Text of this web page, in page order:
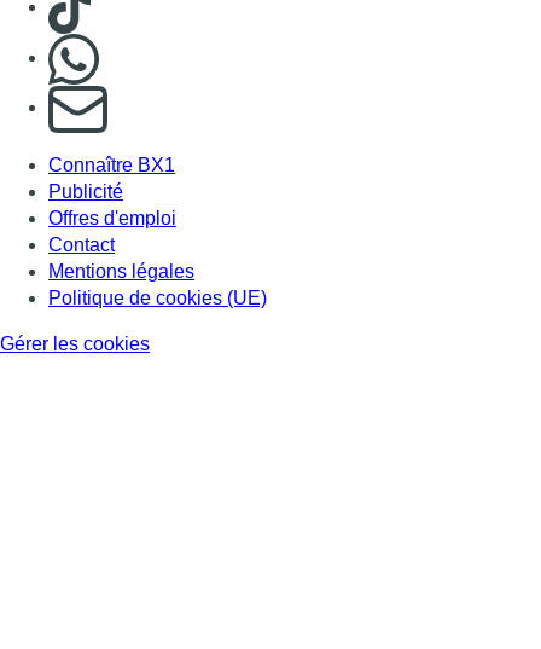
S'abonner à notre newsletter
Connaître BX1
Publicité
Offres d'emploi
Contact
Mentions légales
Politique de cookies (UE)
Gérer les cookies